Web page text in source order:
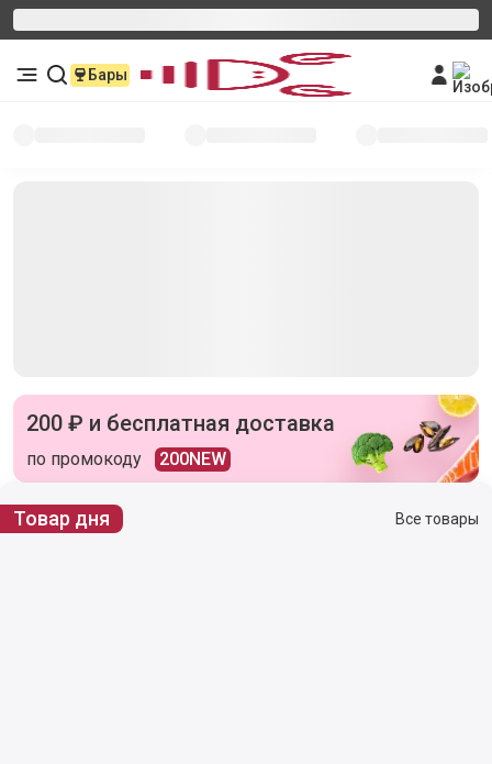
Бары
200 ₽ и бесплатная доставка
по промокоду 200NEW
Товар дня Все товары